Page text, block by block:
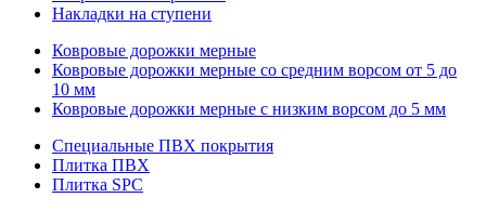
Накладки на ступени
Ковровые дорожки мерные
Ковровые дорожки мерные со средним ворсом от 5 до
10 мм
Ковровые дорожки мерные с низким ворсом до 5 мм
Специальные ПВХ покрытия
Плитка ПВХ
Плитка SPC